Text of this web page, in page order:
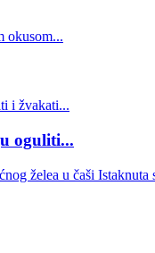
oguliti...